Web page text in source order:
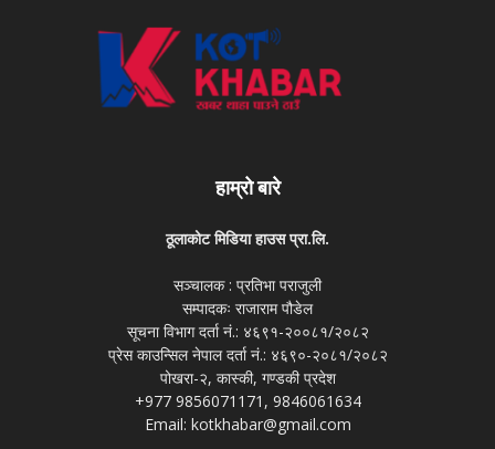
हाम्रो बारे
ठूलाकोट मिडिया हाउस प्रा.लि.
सञ्चालक : प्रतिभा पराजुली
सम्पादकः राजाराम पौडेल
सूचना विभाग दर्ता नं.: ४६९१-२००८१/२०८२
प्रेस काउन्सिल नेपाल दर्ता नं.: ४६९०-२०८१/२०८२
पोखरा-२, कास्की, गण्डकी प्रदेश
+977 9856071171, 9846061634
Email: kotkhabar@gmail.com